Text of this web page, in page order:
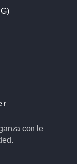
con le